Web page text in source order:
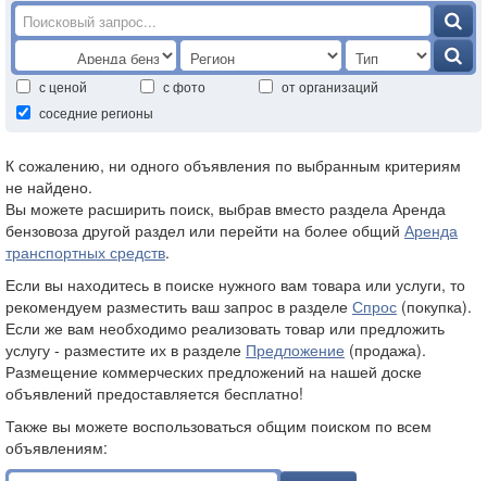
с ценой с фото
от организаций
соседние регионы
К сожалению, ни одного объявления по выбранным критериям
не найдено.
Вы можете расширить поиск, выбрав вместо раздела Аренда
бензовоза другой раздел или перейти на более общий Аренда
транспортных средств.
Если вы находитесь в поиске нужного вам товара или услуги, то
рекомендуем разместить ваш запрос в разделе Спрос (покупка).
Если же вам необходимо реализовать товар или предложить
услугу - разместите их в разделе Предложение (продажа).
Размещение коммерческих предложений на нашей доске
объявлений предоставляется бесплатно!
Также вы можете воспользоваться общим поиском по всем
объявлениям: